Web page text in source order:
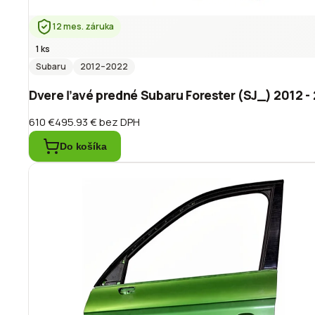
12 mes. záruka
1 ks
Subaru
2012–2022
Dvere ľavé predné Subaru Forester (SJ_) 2012 -
610 €495.93 €bez DPH
Do košíka